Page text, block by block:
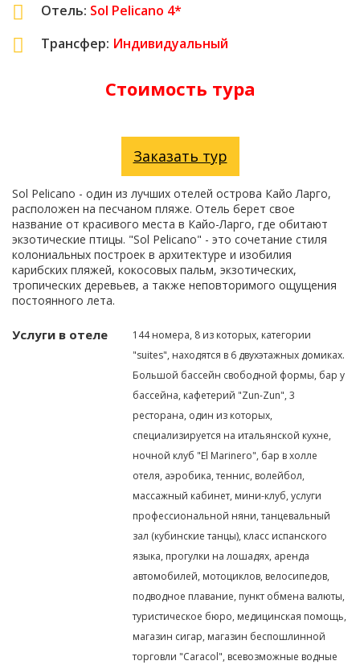
Отель: Sol Pelicano 4*
Трансфер: Индивидуальный
Стоимость тура
Заказать тур
Sol Pelicano - один из лучших отелей острова Кайо Ларго,
расположен на песчаном пляже. Отель берет свое
название от красивого места в Кайо-Ларго, где обитают
экзотические птицы. "Sol Pelicano" - это сочетание стиля
колониальных построек в архитектуре и изобилия
карибских пляжей, кокосовых пальм, экзотических,
тропических деревьев, а также неповторимого ощущения
постоянного лета.
Услуги в отеле
144 номера, 8 из которых, категории
"suites", находятся в 6 двухэтажных домиках.
Большой бассейн свободной формы, бар у
бассейна, кафетерий "Zun-Zun", 3
ресторана, один из которых,
специализируется на итальянской кухне,
ночной клуб "El Marinero", бар в холле
отеля, аэробика, теннис, волейбол,
массажный кабинет, мини-клуб, услуги
профессиональной няни, танцевальный
зал (кубинские танцы), класс испанского
языка, прогулки на лошадях, аренда
автомобилей, мотоциклов, велосипедов,
подводное плавание, пункт обмена валюты,
туристическое бюро, медицинская помощь,
магазин сигар, магазин беспошлинной
торговли "Caracol", всевозможные водные